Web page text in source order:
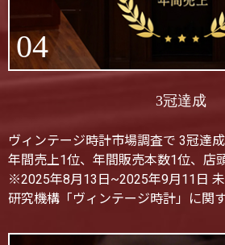
04
3冠達成
ヴィンテージ時計市場調査で 3冠達成
年間売上1位、年間販売本数1位、店
※2025年8月13日~2025年9月11日
研究機構「ヴィンテージ時計」に関